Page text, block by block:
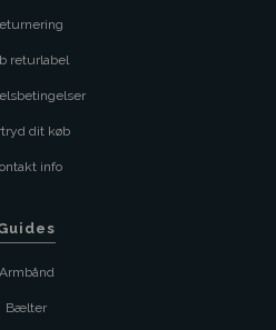
returlabel
dit køb
info
Armbånd
Bælter